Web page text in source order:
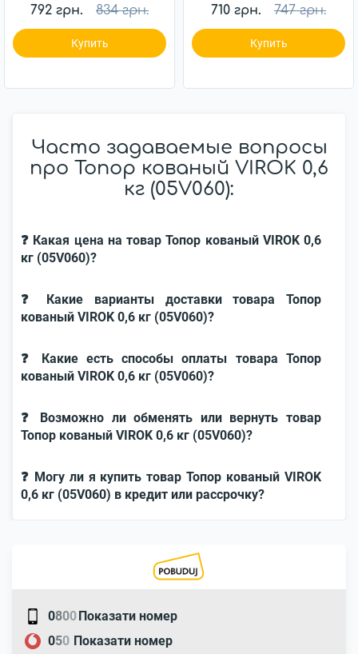
792 грн. 834 грн.
Купить
710 грн. 747 грн.
Купить
Часто задаваемые вопросы
про Топор кованый VIROK 0,6
кг (05V060):
❓ Какая цена на товар Топор кованый VIROK 0,6
кг (05V060)?
❓ Какие варианты доставки товара Топор
кованый VIROK 0,6 кг (05V060)?
❓ Какие есть способы оплаты товара Топор
кованый VIROK 0,6 кг (05V060)?
❓ Возможно ли обменять или вернуть товар
Топор кованый VIROK 0,6 кг (05V060)?
❓ Могу ли я купить товар Топор кованый VIROK
0,6 кг (05V060) в кредит или рассрочку?
0800Показати номер
050 Показати номер